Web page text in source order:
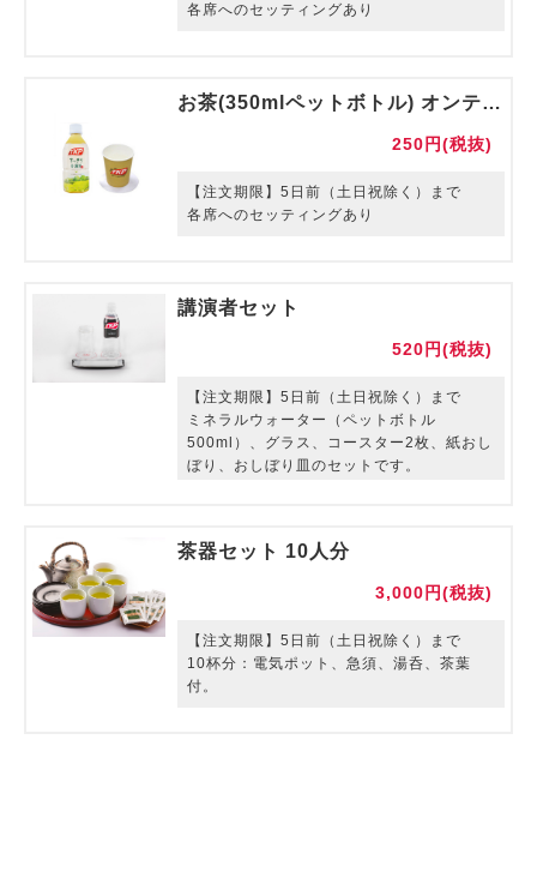
各席へのセッティングあり
お茶(350mlペットボトル) オンテーブル 紙コップ・コースター付き
250円(税抜)
【注文期限】5日前（土日祝除く）まで
各席へのセッティングあり
講演者セット
520円(税抜)
【注文期限】5日前（土日祝除く）まで
ミネラルウォーター（ペットボトル
500ml）、グラス、コースター2枚、紙おし
ぼり、おしぼり皿のセットです。
いた際にグラスから冠水瓶に変更できるオ
茶器セット 10人分
3,000円(税抜)
【注文期限】5日前（土日祝除く）まで
10杯分：電気ポット、急須、湯呑、茶葉
付。